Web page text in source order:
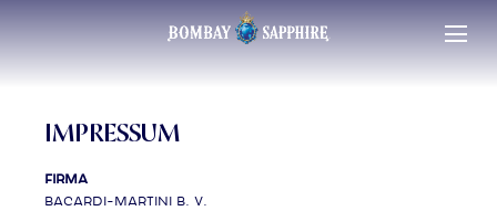
IMPRESSUM
Firma
Bacardi-Martini B. V.